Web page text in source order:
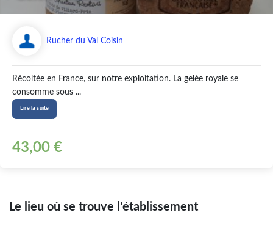
Rucher du Val Coisin
Récoltée en France, sur notre exploitation. La gelée royale se
consomme sous ...
Lire la suite
43,00 €
Le lieu où se trouve l'établissement